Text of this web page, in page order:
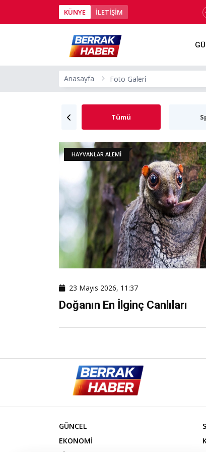
KÜNYE İLETİŞİM
Anasayfa Foto Galeri̇
Tümü
HAYVANLAR ALEMI
23 Mayıs 2026, 11:37
Doğanın En İlginç Canlıları
GÜNCEL
EKONOMİ